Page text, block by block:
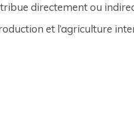
directement ou
et l’agriculture